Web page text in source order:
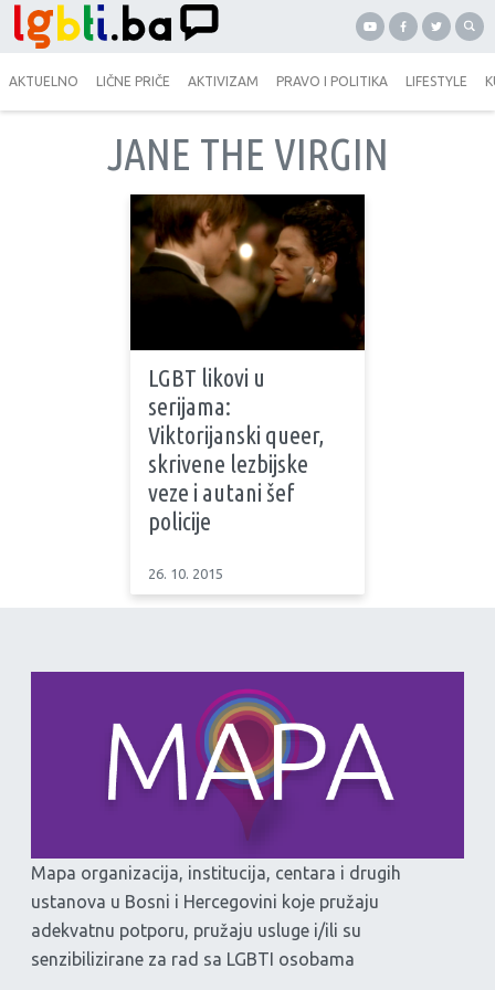
AKTUELNO LIČNE PRIČE AKTIVIZAM PRAVO I POLITIKA LIFESTYLE
JANE THE VIRGIN
LGBT likovi u
serijama:
Viktorijanski queer,
skrivene lezbijske
veze i autani šef
policije
26. 10. 2015
Mapa organizacija, institucija, centara i drugih
ustanova u Bosni i Hercegovini koje pružaju
adekvatnu potporu, pružaju usluge i/ili su
senzibilizirane za rad sa LGBTI osobama